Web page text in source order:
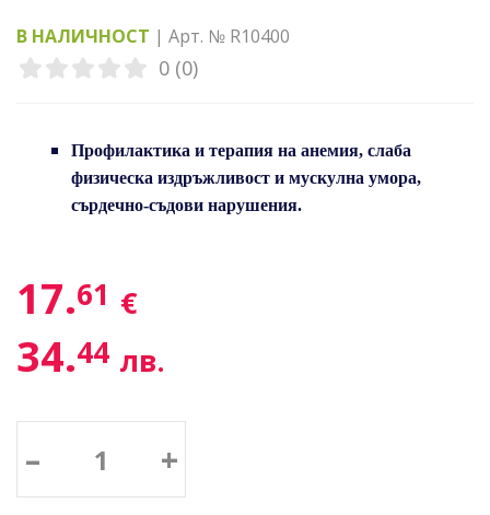
В НАЛИЧНОСТ | Арт. № R10400
0 (0)
Профилактика и терапия на анемия, слаба
физическа издръжливост и мускулна умора,
сърдечно-съдови нарушения.
17.61 €
34.44 лв.
– +